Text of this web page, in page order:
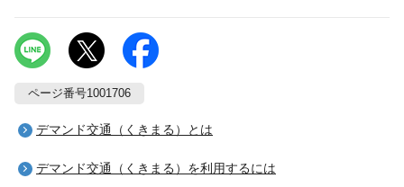
ページ番号1001706
デマンド交通（くきまる）とは
デマンド交通（くきまる）を利用するには